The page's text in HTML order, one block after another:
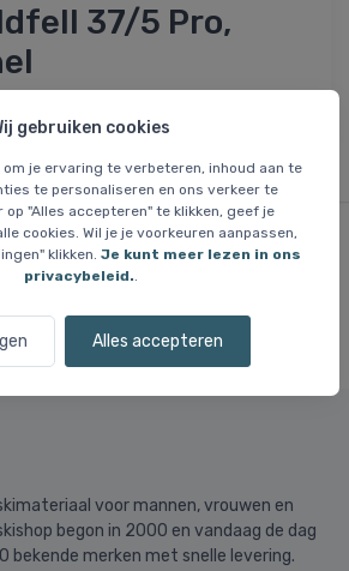
gebruiken cookies
je ervaring te verbeteren, inhoud aan te
te personaliseren en ons verkeer te
op "Alles accepteren" te klikken, geef je
cookies. Wil je je voorkeuren aanpassen,
klikken. Je kunt meer lezen in ons
privacybeleid.
Alles accepteren
37/5 Pro,
houden vanons
klanten sinds 2003.
voor mannen, vrouwen en
begon in 2000 en vandaag de dag
bekende merken met snelle levering.